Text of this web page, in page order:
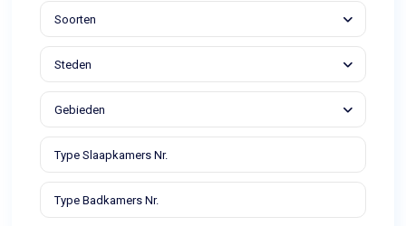
Soorten
Steden
Gebieden